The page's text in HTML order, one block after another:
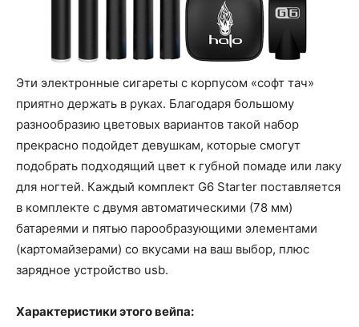
Эти электронные сигареты с корпусом «софт тач»
приятно держать в руках. Благодаря большому
разнообразию цветовых вариантов такой набор
прекрасно подойдет девушкам, которые смогут
подобрать подходящий цвет к губной помаде или лаку
для ногтей. Каждый комплект G6 Starter поставляется
в комплекте с двумя автоматическими (78 мм)
батареями и пятью парообразующими элементами
(картомайзерами) со вкусами на ваш выбор, плюс
зарядное устройство usb.
Характеристики этого вейпа: